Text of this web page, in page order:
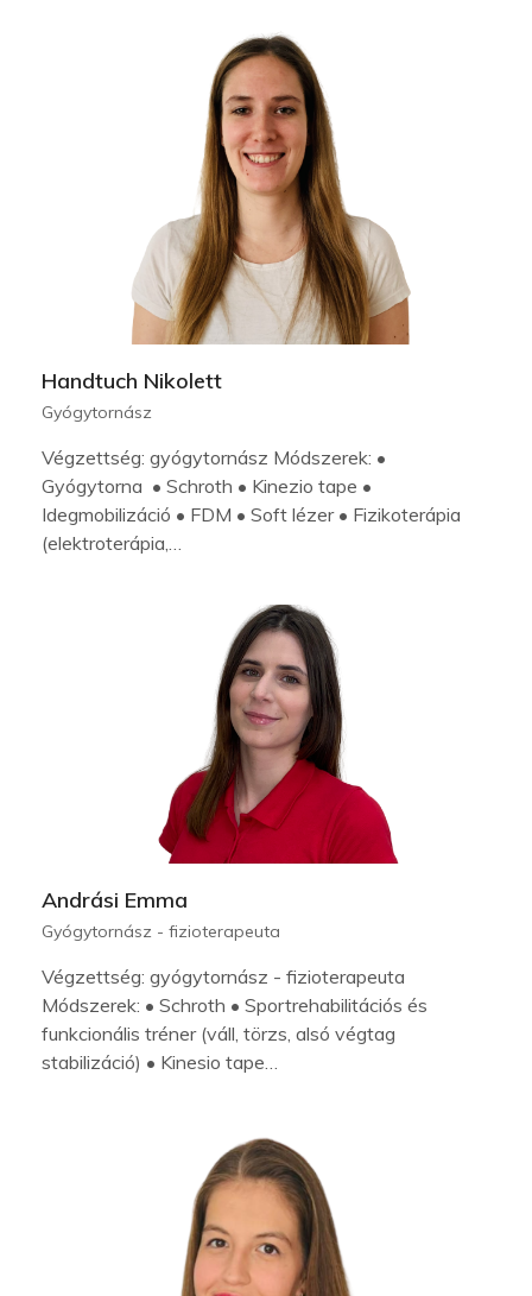
Handtuch Nikolett
Gyógytornász
Végzettség: gyógytornász Módszerek: •
Gyógytorna • Schroth • Kinezio tape •
Idegmobilizáció • FDM • Soft lézer • Fizikoterápia
(elektroterápia,…
Andrási Emma
Gyógytornász - fizioterapeuta
Végzettség: gyógytornász - fizioterapeuta
Módszerek: • Schroth • Sportrehabilitációs és
funkcionális tréner (váll, törzs, alsó végtag
stabilizáció) • Kinesio tape…